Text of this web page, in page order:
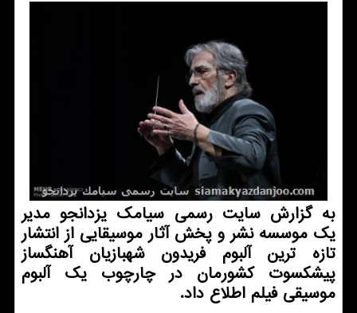
به گزارش سایت رسمی سیامك یزدانجو مدیر
یك موسسه نشر و پخش آثار موسیقایی از انتشار
تازه ترین آلبوم فریدون شهبازیان آهنگساز
پیشكسوت كشورمان در چارچوب یك آلبوم
موسیقی فیلم اطلاع داد.